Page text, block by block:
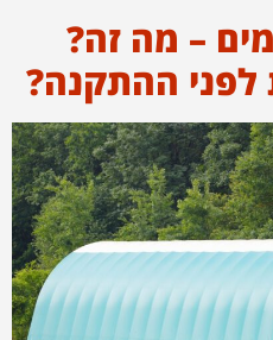
– מה זה?
ההתקנה?